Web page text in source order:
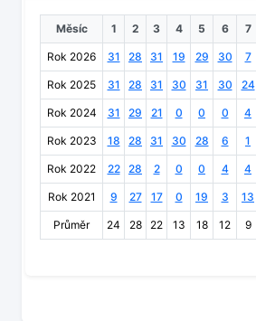
Měsíc 1 2 3 4 5 6 7
Rok 2026 31 28 31 19 29 30 7
Rok 2025 31 28 31 30 31 30 24
Rok 2024 31 29 21 0 0 0 4
Rok 2023 18 28 31 30 28 6 1
Rok 2022 22 28 2 0 0 4 4
Rok 2021 9 27 17 0 19 3 13
Průměr 24 28 22 13 18 12 9